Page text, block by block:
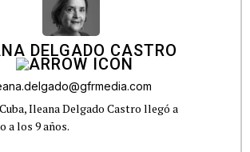
DELGADO CASTRO
Ileana Delgado Castro llegó a
a los 9 años.